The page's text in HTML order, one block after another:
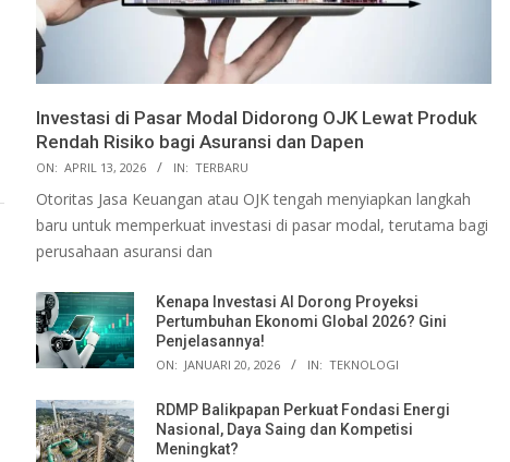
Investasi di Pasar Modal Didorong OJK Lewat Produk
Rendah Risiko bagi Asuransi dan Dapen
ON: APRIL 13, 2026 IN: TERBARU
Otoritas Jasa Keuangan atau OJK tengah menyiapkan langkah
baru untuk memperkuat investasi di pasar modal, terutama bagi
perusahaan asuransi dan
Kenapa Investasi AI Dorong Proyeksi
Pertumbuhan Ekonomi Global 2026? Gini
Penjelasannya!
ON: JANUARI 20, 2026 IN: TEKNOLOGI
RDMP Balikpapan Perkuat Fondasi Energi
Nasional, Daya Saing dan Kompetisi
Meningkat?